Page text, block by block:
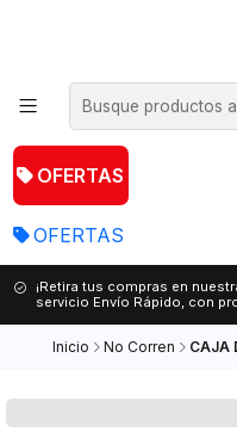
OFERTAS
OFERTAS
¡Retira tus compras en
servicio Envío Rápido, con
Inicio No Corren CAJA